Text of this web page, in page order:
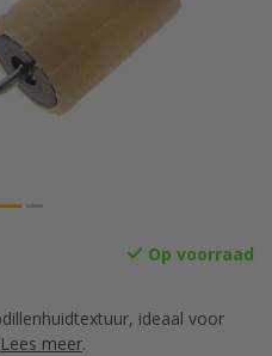
Op voorraad
ideaal voor
Lees meer.